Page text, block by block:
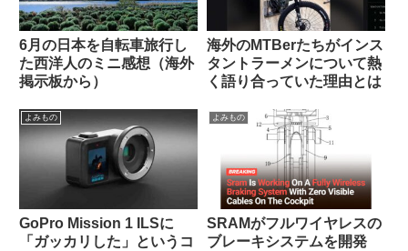
6月の日本を自転車旅行し
た西洋人のミニ感想（海外
掲示板から）
海外のMTBerたちがインス
タントラーメンについて熱
く語り合っていた理由とは
よみもの
GoPro Mission 1 ILSに
「ガッカリした」というコ
よみもの
SRAMがフルワイヤレスの
ブレーキシステムを開発